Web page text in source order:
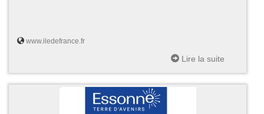
www.iledefrance.fr
Lire la suite